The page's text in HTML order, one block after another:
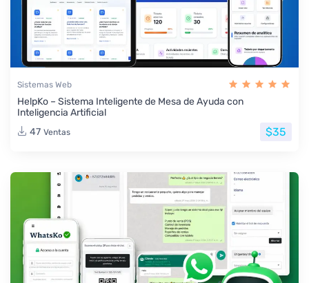
Sistemas Web
HelpKo – Sistema Inteligente de Mesa de Ayuda con
Inteligencia Artificial
47 Ventas $35